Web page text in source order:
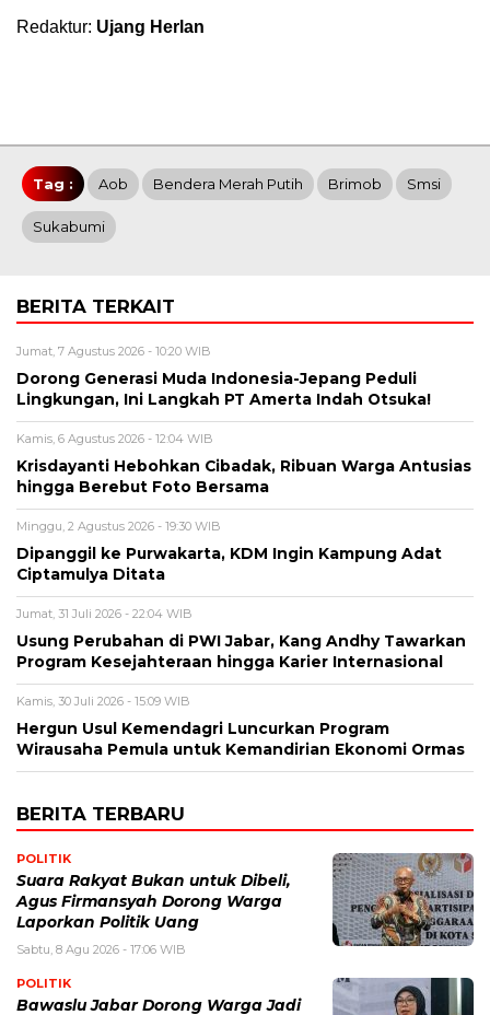
Redaktur: Ujang Herlan
Tag : Aob Bendera Merah Putih Brimob Smsi
Sukabumi
BERITA TERKAIT
Jumat, 7 Agustus 2026 - 10:20 WIB
Dorong Generasi Muda Indonesia-Jepang Peduli
Lingkungan, Ini Langkah PT Amerta Indah Otsuka!
Kamis, 6 Agustus 2026 - 12:04 WIB
Krisdayanti Hebohkan Cibadak, Ribuan Warga Antusias
hingga Berebut Foto Bersama
Minggu, 2 Agustus 2026 - 19:30 WIB
Dipanggil ke Purwakarta, KDM Ingin Kampung Adat
Ciptamulya Ditata
Jumat, 31 Juli 2026 - 22:04 WIB
Usung Perubahan di PWI Jabar, Kang Andhy Tawarkan
Program Kesejahteraan hingga Karier Internasional
Kamis, 30 Juli 2026 - 15:09 WIB
Hergun Usul Kemendagri Luncurkan Program
Wirausaha Pemula untuk Kemandirian Ekonomi Ormas
BERITA TERBARU
POLITIK
Suara Rakyat Bukan untuk Dibeli,
Agus Firmansyah Dorong Warga
Laporkan Politik Uang
Sabtu, 8 Agu 2026 - 17:06 WIB
POLITIK
Bawaslu Jabar Dorong Warga Jadi